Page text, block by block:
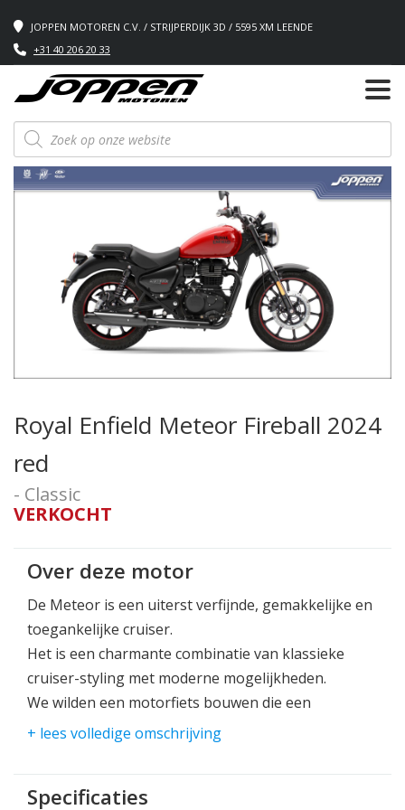
JOPPEN MOTOREN C.V. / STRIJPERDIJK 3D / 5595 XM LEENDE
+31 40 206 20 33
Producten
zoeken
Royal Enfield Meteor Fireball 2024
red
- Classic
VERKOCHT
Over deze motor
De Meteor is een uiterst verfijnde, gemakkelijke en
toegankelijke cruiser.
Het is een charmante combinatie van klassieke
cruiser-styling met moderne mogelijkheden.
We wilden een motorfiets bouwen die een
geweldige cruise-ervaring kon garanderen voor
De Meteor is daar perfect voor. Hij is gemakkelijk,
zeer comfortabel met een uitstekende ergonomie,
+ lees volledige omschrijving
Specificaties